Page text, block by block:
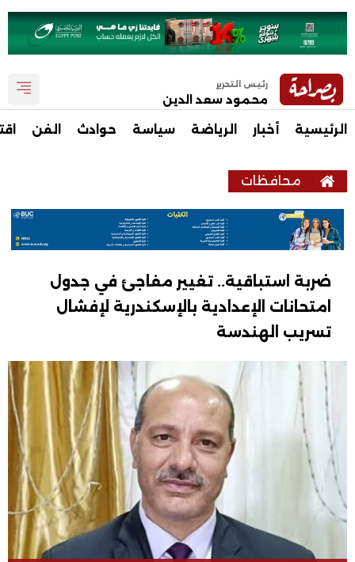
رئيس التحرير
محمود سعد الدين
الرئيسية أخبار الرياضة سياسة حوادث الفن
محافظات
ضربة استباقية.. تغيير مفاجئ في جدول
امتحانات الإعدادية بالإسكندرية لإفشال
تسريب الهندسة